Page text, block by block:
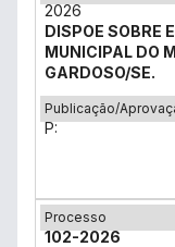
2026
DISPOE SOBRE
MUNICIPAL DO
GARDOSO/SE.
Publicação/
P:
Processo
102-2026